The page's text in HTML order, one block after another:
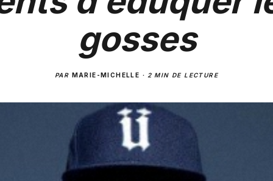
gosses
PAR MARIE-MICHELLE · 2 MIN DE LECTURE